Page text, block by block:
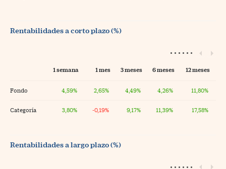
Rentabilidades a corto plazo (%)
1 semana 1 mes 3 meses 6 meses 12 meses
Fondo 4,59% 2,65% 4,49% 4,26% 11,80%
Categoría 3,80% -0,19% 9,17% 11,39% 17,58%
Rentabilidades a largo plazo (%)